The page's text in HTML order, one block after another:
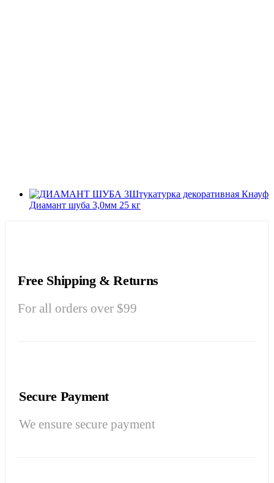
Штукатурка декоративная Кнауф
Диамант шуба 3,0мм 25 кг
Free Shipping & Returns
For all orders over $99
Secure Payment
We ensure secure payment